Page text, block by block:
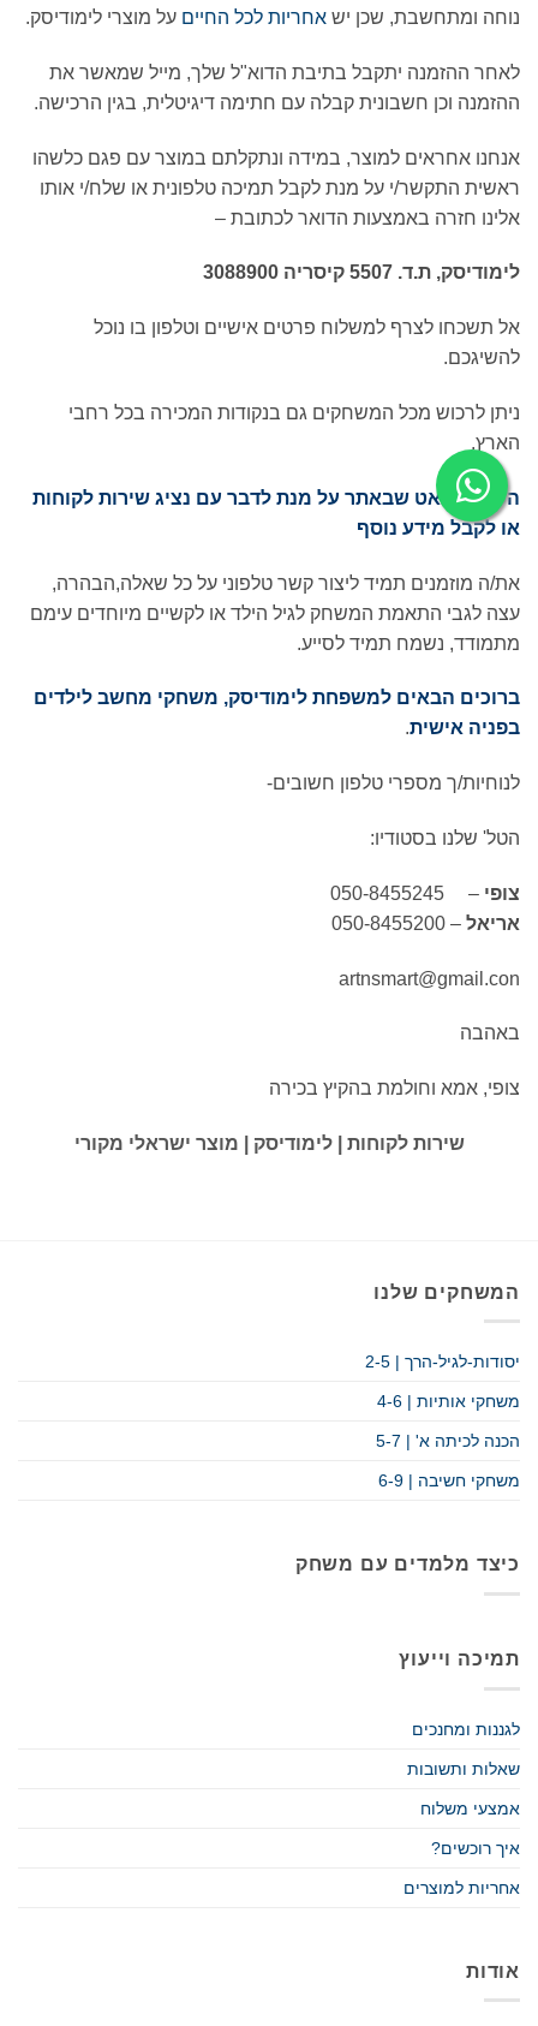
נוחה ומתחשבת, שכן יש אחריות לכל החיים על מוצרי לימודיסק.
לאחר ההזמנה יתקבל בתיבת הדוא"ל שלך, מייל שמאשר את
ההזמנה וכן חשבונית קבלה עם חתימה דיגיטלית, בגין הרכישה.
אנחנו אחראים למוצר, במידה ונתקלתם במוצר עם פגם כלשהו
ראשית התקשר/י על מנת לקבל תמיכה טלפונית או שלח/י אותו
אלינו חזרה באמצעות הדואר לכתובת –
לימודיסק, ת.ד. 5507 קיסריה 3088900
אל תשכחו לצרף למשלוח פרטים אישיים וטלפון בו נוכל
להשיגכם.
ניתן לרכוש מכל המשחקים גם בנקודות המכירה בכל רחבי
הארץ.
הכנסו לצאט שבאתר על מנת לדבר עם נציג שירות לקוחות
או לקבל מידע נוסף
את/ה מוזמנים תמיד ליצור קשר טלפוני על כל שאלה,הבהרה,
עצה לגבי התאמת המשחק לגיל הילד או לקשיים מיוחדים עימם
מתמודד, נשמח תמיד לסייע.
ברוכים הבאים למשפחת לימודיסק, משחקי מחשב לילדים
בפניה אישית.
לנוחיות/ך מספרי טלפון חשובים-
הטל' שלנו בסטודיו:
צופי – 050-8455245
אריאל – 050-8455200
artnsmart@gmail.con
באהבה
צופי, אמא וחולמת בהקיץ בכירה
שירות לקוחות | לימודיסק | מוצר ישראלי מקורי
המשחקים שלנו
יסודות-לגיל-הרך | 2-5
משחקי אותיות | 4-6
הכנה לכיתה א' | 5-7
משחקי חשיבה | 6-9
כיצד מלמדים עם משחק
תמיכה וייעוץ
לגננות ומחנכים
שאלות ותשובות
אמצעי משלוח
איך רוכשים?
אחריות למוצרים
אודות